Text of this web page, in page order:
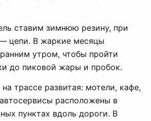
ставим зимнюю резину, при
цепи. В жаркие месяцы
утром, чтобы пройти
до пиковой жары и пробок.
трассе развитая: мотели, кафе,
расположены в
пунктах вдоль дороги. В